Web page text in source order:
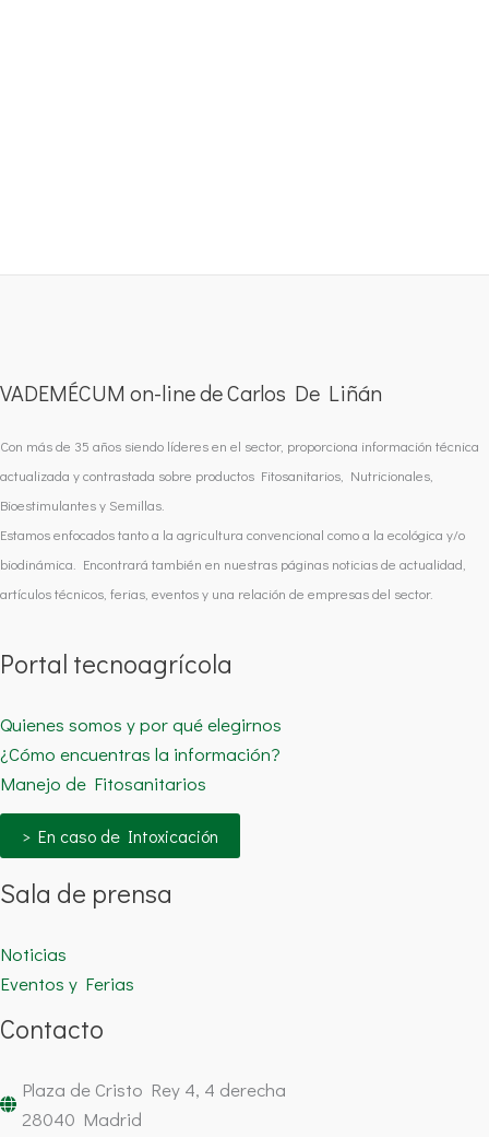
VADEMÉCUM on-line de Carlos De Liñán
Con más de 35 años siendo líderes en el sector, proporciona información técnica
actualizada y contrastada sobre productos Fitosanitarios, Nutricionales,
Bioestimulantes y Semillas.
Estamos enfocados tanto a la agricultura convencional como a la ecológica y/o
biodinámica. Encontrará también en nuestras páginas noticias de actualidad,
artículos técnicos, ferias, eventos y una relación de empresas del sector.
Portal tecnoagrícola
Quienes somos y por qué elegirnos
¿Cómo encuentras la información?
Manejo de Fitosanitarios
> En caso de Intoxicación
Sala de prensa
Noticias
Eventos y Ferias
Contacto
Plaza de Cristo Rey 4, 4 derecha
28040 Madrid